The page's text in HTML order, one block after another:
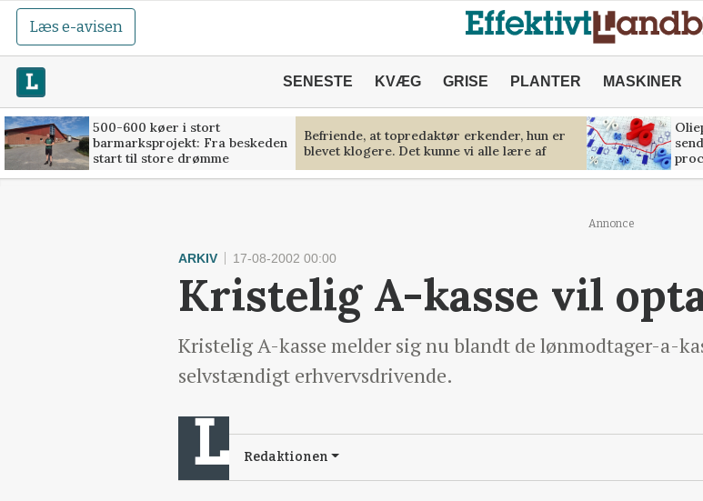
Læs e-avisen
SENESTE KVÆG GRISE PLANTER MASKINER
500-600 køer i stort
barmarksprojekt: Fra beskeden
start til store drømme
Befriende, at topredaktør erkender, hun er
blevet klogere. Det kunne vi alle lære af
Annonce
ARKIV 17-08-2002 00:00
Kristelig A-kasse vil
Kristelig A-kasse melder sig nu blandt de lønmodtager-a-
selvstændigt erhvervsdrivende.
Redaktionen